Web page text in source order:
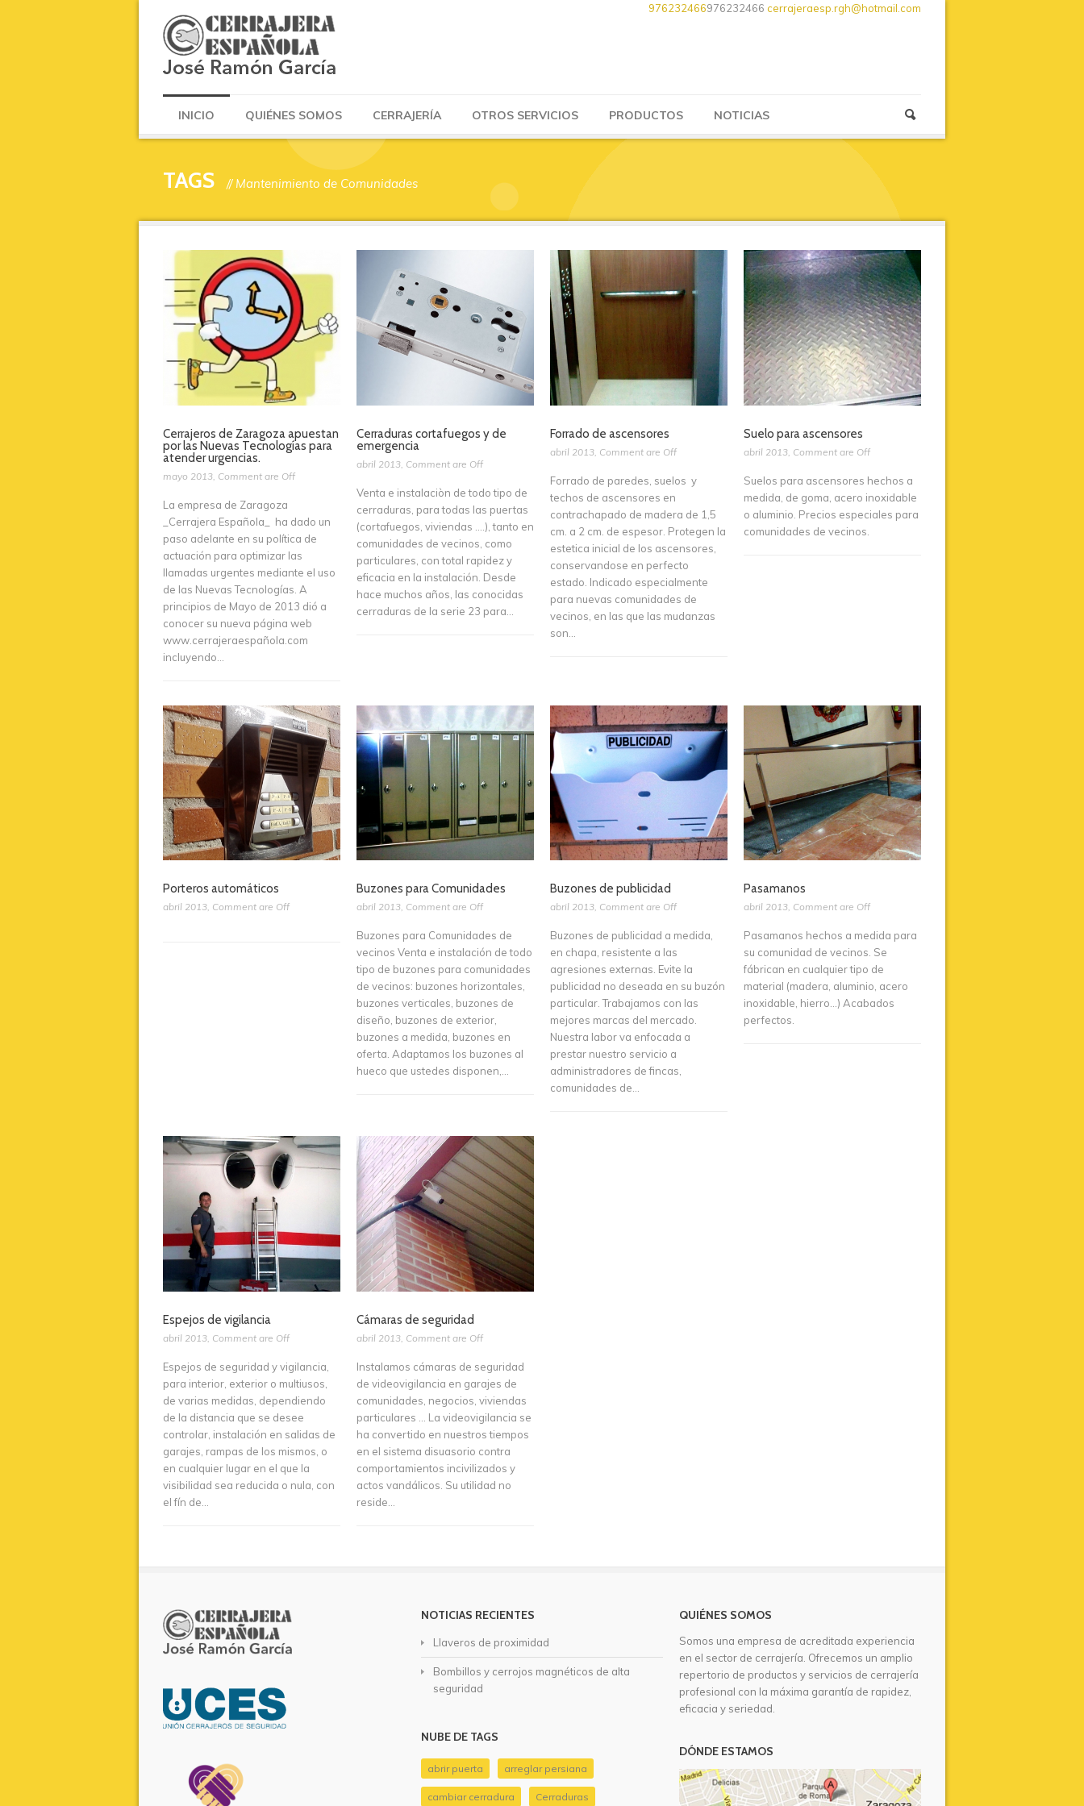
976232466976232466 cerrajeraesp.rgh@hotmail.com
INICIO QUIÉNES SOMOS CERRAJERÍA OTROS SERVICIOS PRODUCTOS NOTICIAS
TAGS // Mantenimiento de Comunidades
Cerrajeros de Zaragoza apuestan
por las Nuevas Tecnologías para
atender urgencias.
mayo 2013 Comment are Off
La empresa de Zaragoza
_Cerrajera Española_ ha dado un
paso adelante en su política de
actuación para optimizar las
llamadas urgentes mediante el uso
de las Nuevas Tecnologías. A
principios de Mayo de 2013 dió a
conocer su nueva página web
www.cerrajeraespañola.com
incluyendo...
Cerraduras cortafuegos y de
emergencia
abril 2013 Comment are Off
Venta e instalaciòn de todo tipo de
cerraduras, para todas las puertas
(cortafuegos, viviendas ….), tanto en
comunidades de vecinos, como
particulares, con total rapidez y
eficacia en la instalación. Desde
hace muchos años, las conocidas
cerraduras de la serie 23 para...
Forrado de ascensores
abril 2013 Comment are Off
Forrado de paredes, suelos y
techos de ascensores en
contrachapado de madera de 1,5
cm. a 2 cm. de espesor. Protegen la
estetica inicial de los ascensores,
conservandose en perfecto
estado. Indicado especialmente
para nuevas comunidades de
vecinos, en las que las mudanzas
son...
Suelo para ascensores
abril 2013 Comment are Off
Suelos para ascensores hechos a
medida, de goma, acero inoxidable
o aluminio. Precios especiales para
comunidades de vecinos.
Porteros automáticos
abril 2013, Comment are Off
Buzones para Comunidades
abril 2013, Comment are Off
Buzones para Comunidades de
vecinos Venta e instalación de todo
tipo de buzones para comunidades
de vecinos: buzones horizontales,
buzones verticales, buzones de
diseño, buzones de exterior,
buzones a medida, buzones en
oferta. Adaptamos los buzones al
hueco que ustedes disponen,...
Buzones de publicidad
abril 2013, Comment are Off
Buzones de publicidad a medida,
en chapa, resistente a las
agresiones externas. Evite la
publicidad no deseada en su buzón
particular. Trabajamos con las
mejores marcas del mercado.
Nuestra labor va enfocada a
prestar nuestro servicio a
administradores de fincas,
comunidades de...
Pasamanos
abril 2013, Comment are Off
Pasamanos hechos a medida para
su comunidad de vecinos. Se
fábrican en cualquier tipo de
material (madera, aluminio, acero
inoxidable, hierro…) Acabados
perfectos.
Espejos de vigilancia
abril 2013 Comment are Off
Espejos de seguridad y vigilancia,
para interior, exterior o multiusos,
de varias medidas, dependiendo
de la distancia que se desee
controlar, instalación en salidas de
garajes, rampas de los mismos, o
en cualquier lugar en el que la
visibilidad sea reducida o nula, con
el fín de...
Cámaras de seguridad
abril 2013 Comment are Off
Instalamos cámaras de seguridad
de videovigilancia en garajes de
comunidades, negocios, viviendas
particulares … La videovigilancia se
ha convertido en nuestros tiempos
en el sistema disuasorio contra
comportamientos incivilizados y
actos vandálicos. Su utilidad no
reside...
NOTICIAS RECIENTES
Llaveros de proximidad
Bombillos y cerrojos magnéticos de alta
seguridad
NUBE DE TAGS
abrir puerta arreglar persiana
cambiar cerradura Cerraduras
QUIÉNES SOMOS
Somos una empresa de acreditada experiencia
en el sector de cerrajería. Ofrecemos un amplio
repertorio de productos y servicios de cerrajería
profesional con la máxima garantía de rapidez,
eficacia y seriedad.
DÓNDE ESTAMOS